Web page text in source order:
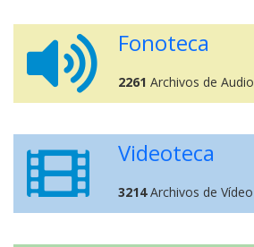
Fonoteca
2261 Archivos de Audio
Videoteca
3214Archivos de Vídeo